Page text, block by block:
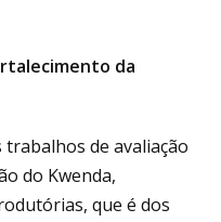
da
de avaliação
do Kwenda,
que é dos